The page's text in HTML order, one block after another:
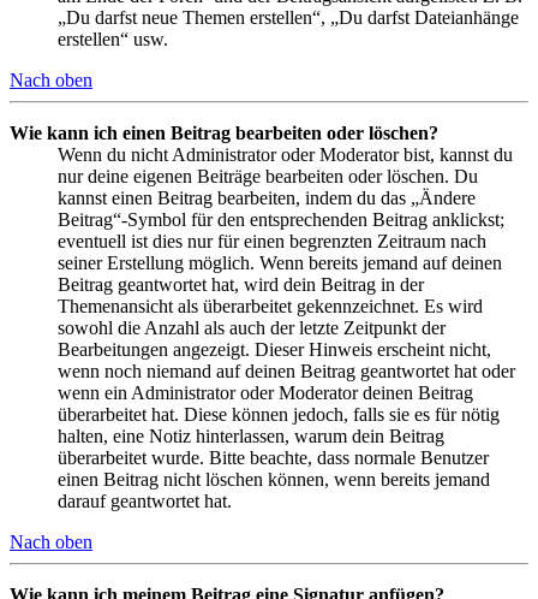
„Du darfst neue Themen erstellen“, „Du darfst Dateianhänge
erstellen“ usw.
Nach oben
Wie kann ich einen Beitrag bearbeiten oder löschen?
Wenn du nicht Administrator oder Moderator bist, kannst du
nur deine eigenen Beiträge bearbeiten oder löschen. Du
kannst einen Beitrag bearbeiten, indem du das „Ändere
Beitrag“-Symbol für den entsprechenden Beitrag anklickst;
eventuell ist dies nur für einen begrenzten Zeitraum nach
seiner Erstellung möglich. Wenn bereits jemand auf deinen
Beitrag geantwortet hat, wird dein Beitrag in der
Themenansicht als überarbeitet gekennzeichnet. Es wird
sowohl die Anzahl als auch der letzte Zeitpunkt der
Bearbeitungen angezeigt. Dieser Hinweis erscheint nicht,
wenn noch niemand auf deinen Beitrag geantwortet hat oder
wenn ein Administrator oder Moderator deinen Beitrag
überarbeitet hat. Diese können jedoch, falls sie es für nötig
halten, eine Notiz hinterlassen, warum dein Beitrag
überarbeitet wurde. Bitte beachte, dass normale Benutzer
einen Beitrag nicht löschen können, wenn bereits jemand
darauf geantwortet hat.
Nach oben